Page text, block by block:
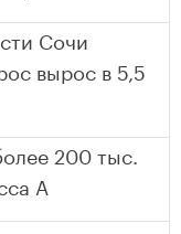
Сочи
вырос в 5,5
200 тыс.
А